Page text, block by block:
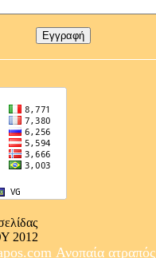
2012
Ανοπαία ατραπός